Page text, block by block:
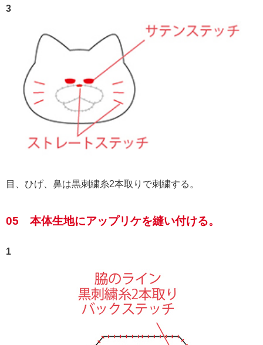
3
目、ひげ、鼻は黒刺繍糸2本取りで刺繍する。
05 本体生地にアップリケを縫い付ける。
1